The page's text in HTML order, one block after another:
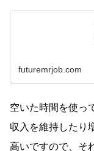
futuremrjob.com
空いた時間を使っ
収入を維持したり
高いですので、そ